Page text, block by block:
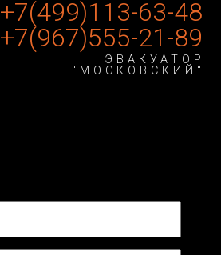
+7(499)113-63-48
+7(967)555-21-89
ЭВАКУАТОР
"МОСКОВСКИЙ"